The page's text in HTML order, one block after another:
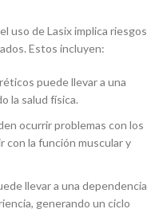
uso de Lasix implica riesgos
Estos incluyen:
puede llevar a una
la salud física.
ocurrir problemas con los
la función muscular y
llevar a una dependencia
generando un ciclo